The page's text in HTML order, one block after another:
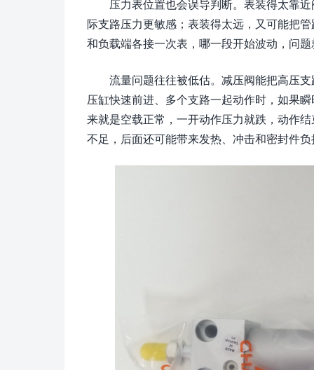
压力表位置也会误导判断。表装得太靠
际支路压力更敏感；表装得太远，又可能把
和负载端各接一次表，哪一段开始波动，问
流量问题往往被低估。减压阀能把高压
压缸快速前进、多个支路一起动作时，如果
来就是空载正常，一开动作压力就跌，动作
不足，后面还可能带来发热、冲击和密封件